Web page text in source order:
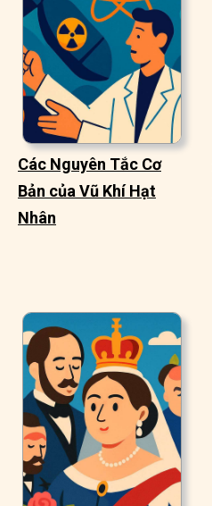
Các Nguyên Tắc Cơ
Bản của Vũ Khí Hạt
Nhân